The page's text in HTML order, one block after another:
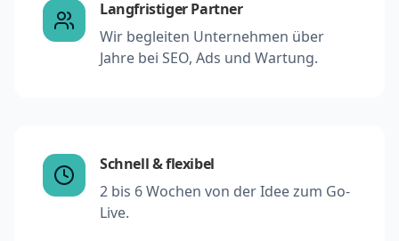
Langfristiger Partner
Wir begleiten Unternehmen über
Jahre bei SEO, Ads und Wartung.
Schnell & flexibel
2 bis 6 Wochen von der Idee zum Go-
Live.